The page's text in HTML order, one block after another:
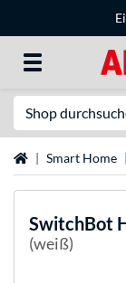
StartseiteSmart Home
SwitchBot
(weiß)